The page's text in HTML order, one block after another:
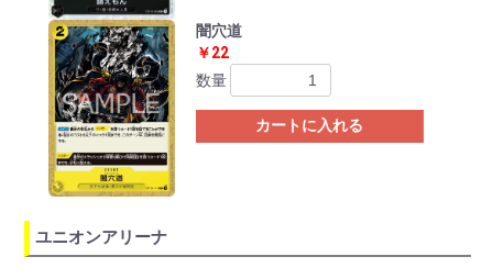
闇穴道
￥22
数量
カートに入れる
ユニオンアリーナ